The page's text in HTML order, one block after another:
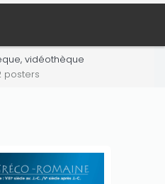
vidéothèque
posters